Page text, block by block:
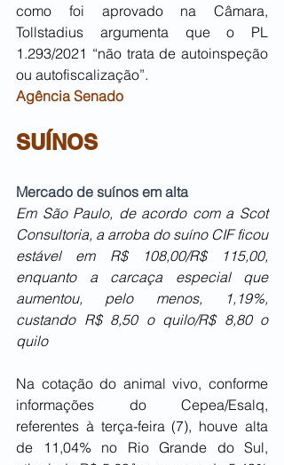
como foi aprovado na Câmara,
Tollstadius argumenta que o PL
1.293/2021 “não trata de autoinspeção
ou autofiscalização”.
Agência Senado
SUÍNOS
Mercado de suínos em alta
Em São Paulo, de acordo com a Scot
Consultoria, a arroba do suíno CIF ficou
estável em R$ 108,00/R$ 115,00,
enquanto a carcaça especial que
aumentou, pelo menos, 1,19%,
custando R$ 8,50 o quilo/R$ 8,80 o
quilo
Na cotação do animal vivo, conforme
informações do Cepea/Esalq,
referentes à terça-feira (7), houve alta
de 11,04% no Rio Grande do Sul,